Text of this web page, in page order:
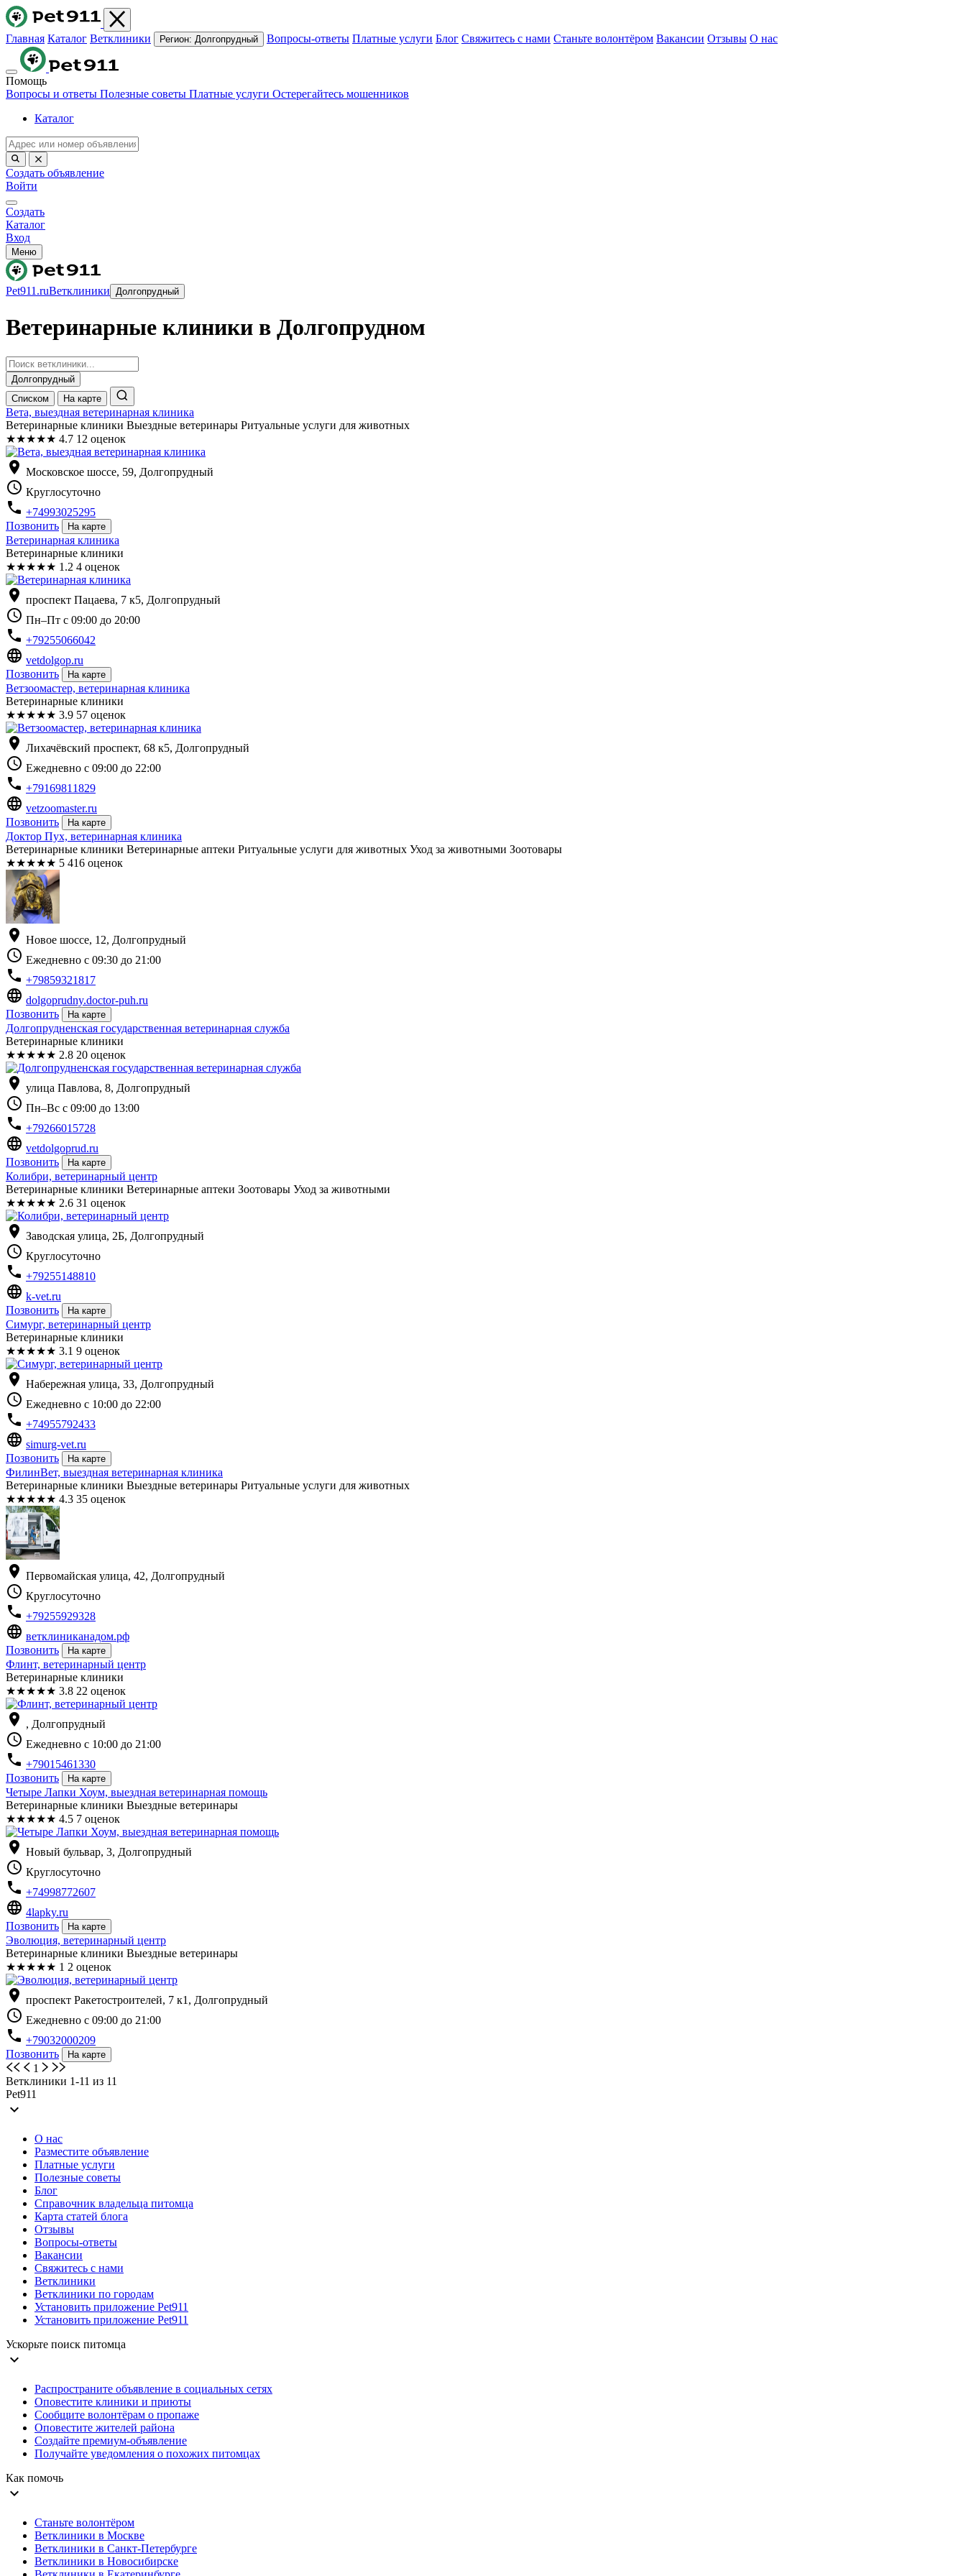
Главная Каталог Ветклиники Регион: Долгопрудный Вопросы-ответы Платные услуги Блог Свяжитесь с нами Станьте волонтёром Вакансии Отзывы О нас
Помощь
Вопросы и ответы Полезные советы Платные услуги Остерегайтесь мошенников
Каталог
Создать объявление
Войти
Создать
Каталог
Вход
Меню
Pet911.ruВетклиники Долгопрудный
Ветеринарные клиники в Долгопрудном
Долгопрудный
Списком
На карте
Вета, выездная ветеринарная клиника
Ветеринарные клиники Выездные ветеринары Ритуальные услуги для животных
★★★★★ 4.7 12 оценок
location_on Московское шоссе, 59, Долгопрудный
schedule Круглосуточно
phone +74993025295
Позвонить
На карте
Ветеринарная клиника
Ветеринарные клиники
★★★★★ 1.2 4 оценок
location_on проспект Пацаева, 7 к5, Долгопрудный
schedule Пн–Пт с 09:00 до 20:00
phone +79255066042
language vetdolgop.ru
Позвонить
На карте
Ветзоомастер, ветеринарная клиника
Ветеринарные клиники
★★★★★ 3.9 57 оценок
location_on Лихачёвский проспект, 68 к5, Долгопрудный
schedule Ежедневно с 09:00 до 22:00
phone +79169811829
language vetzoomaster.ru
Позвонить
На карте
Доктор Пух, ветеринарная клиника
Ветеринарные клиники Ветеринарные аптеки Ритуальные услуги для животных Уход за животными Зоотовары
★★★★★ 5 416 оценок
location_on Новое шоссе, 12, Долгопрудный
schedule Ежедневно с 09:30 до 21:00
phone +79859321817
language dolgoprudny.doctor-puh.ru
Позвонить
На карте
Долгопрудненская государственная ветеринарная служба
Ветеринарные клиники
★★★★★ 2.8 20 оценок
location_on улица Павлова, 8, Долгопрудный
schedule Пн–Вс с 09:00 до 13:00
phone +79266015728
language vetdolgoprud.ru
Позвонить
На карте
Колибри, ветеринарный центр
Ветеринарные клиники Ветеринарные аптеки Зоотовары Уход за животными
★★★★★ 2.6 31 оценок
location_on Заводская улица, 2Б, Долгопрудный
schedule Круглосуточно
phone +79255148810
language k-vet.ru
Позвонить
На карте
Симург, ветеринарный центр
Ветеринарные клиники
★★★★★ 3.1 9 оценок
location_on Набережная улица, 33, Долгопрудный
schedule Ежедневно с 10:00 до 22:00
phone +74955792433
language simurg-vet.ru
Позвонить
На карте
ФилинВет, выездная ветеринарная клиника
Ветеринарные клиники Выездные ветеринары Ритуальные услуги для животных
★★★★★ 4.3 35 оценок
location_on Первомайская улица, 42, Долгопрудный
schedule Круглосуточно
phone +79255929328
language ветклиниканадом.рф
Позвонить
На карте
Флинт, ветеринарный центр
Ветеринарные клиники
★★★★★ 3.8 22 оценок
location_on , Долгопрудный
schedule Ежедневно с 10:00 до 21:00
phone +79015461330
Позвонить
На карте
Четыре Лапки Хоум, выездная ветеринарная помощь
Ветеринарные клиники Выездные ветеринары
★★★★★ 4.5 7 оценок
location_on Новый бульвар, 3, Долгопрудный
schedule Круглосуточно
phone +74998772607
language 4lapky.ru
Позвонить
На карте
Эволюция, ветеринарный центр
Ветеринарные клиники Выездные ветеринары
★★★★★ 1 2 оценок
location_on проспект Ракетостроителей, 7 к1, Долгопрудный
schedule Ежедневно с 09:00 до 21:00
phone +79032000209
Позвонить
На карте
1
Ветклиники 1-11 из 11
Pet911
expand_more
О нас
Разместите объявление
Платные услуги
Полезные советы
Блог
Справочник владельца питомца
Карта статей блога
Отзывы
Вопросы-ответы
Вакансии
Свяжитесь с нами
Ветклиники
Ветклиники по городам
Установить приложение Pet911
Установить приложение Pet911
Ускорьте поиск питомца
expand_more
Распространите объявление в социальных сетях
Оповестите клиники и приюты
Сообщите волонтёрам о пропаже
Оповестите жителей района
Создайте премиум-объявление
Получайте уведомления о похожих питомцах
Как помочь
expand_more
Станьте волонтёром
Ветклиники в Москве
Ветклиники в Санкт-Петербурге
Ветклиники в Новосибирске